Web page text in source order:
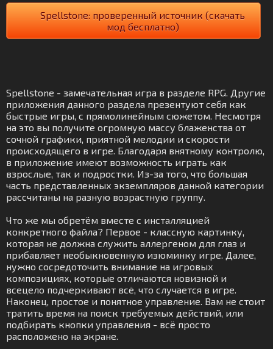
Spellstone: проверенный источник (скачать
мод бесплатно)
Spellstone - замечательная игра в разделе RPG. Другие
приложения данного раздела презентуют себя как
быстрые игры, с прямолинейным сюжетом. Несмотря
на это вы получите огромную массу блаженства от
сочной графики, приятной мелодии и скорости
происходящего в игре. Благодаря внятному контролю,
в приложение имеют возможность играть как
взрослые, так и подростки. Из-за того, что большая
часть представленных экземпляров данной категории
рассчитаны на разную возрастную группу.
Что же мы обретём вместе с инсталляцией
конкретного файла? Первое - классную картинку,
которая не должна служить аллергеном для глаз и
прибавляет необыкновенную изюминку игре. Далее,
нужно сосредоточить внимание на игровых
композициях, которые отличаются новизной и
всецело подчеркивают всё, что случается в игре.
Наконец, простое и понятное управление. Вам не стоит
тратить время на поиск требуемых действий, или
подбирать кнопки управления - всё просто
расположено на экране.